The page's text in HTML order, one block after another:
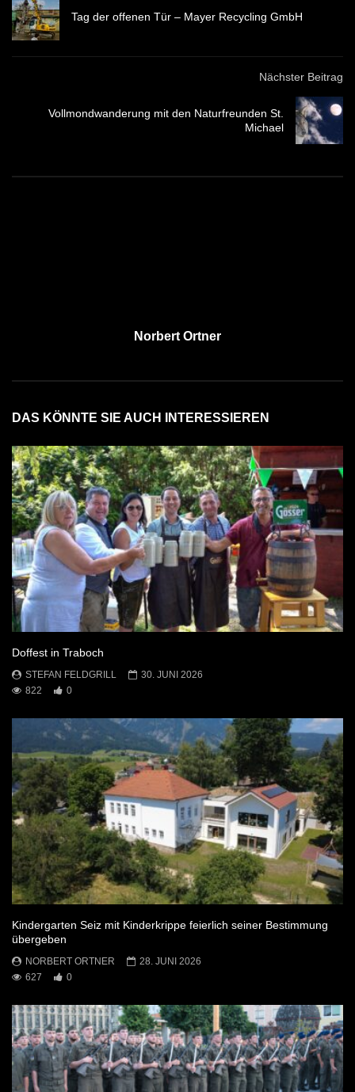
Tag der offenen Tür – Mayer Recycling GmbH
Nächster Beitrag
Vollmondwanderung mit den Naturfreunden St.
Michael
Norbert Ortner
DAS KÖNNTE SIE AUCH INTERESSIEREN
Doffest in Traboch
STEFAN FELDGRILL
30. JUNI 2026
822
0
Kindergarten Seiz mit Kinderkrippe feierlich seiner Bestimmung
übergeben
NORBERT ORTNER
28. JUNI 2026
627
0